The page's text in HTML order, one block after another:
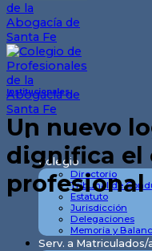
Colegio
Directorio
Tribunal de
Estatuto
Jurisdicción
Delegaciones
Memoria y
Serv. a Matriculados/
Institucionales
Un nuevo
dignifica el
profesional